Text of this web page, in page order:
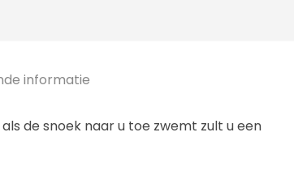
informatie
de snoek naar u toe zwemt zult u een